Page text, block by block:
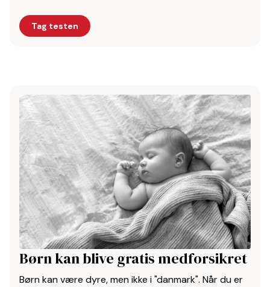
Tag testen
Børn kan blive gratis medforsikret
Børn kan være dyre, men ikke i "danmark". Når du er